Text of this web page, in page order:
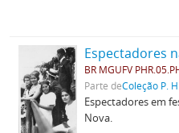
Espectadores
BR MGUFV
Parte deColeção P.
Espectadores em
Nova.